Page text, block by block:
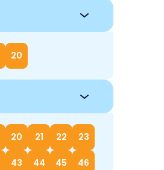
20
20 21 22 23
43 44 45 46